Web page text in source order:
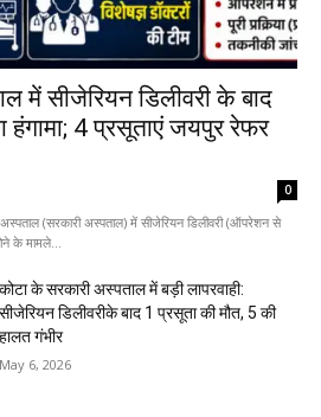
में सीजेरियन डिलीवरी के बाद
हंगामा; 4 प्रसूताएं जयपुर रेफर
0
(सरकारी अस्पताल) में सीजेरियन डिलीवरी (ऑपरेशन से
के मामले...
कोटा के सरकारी अस्पताल में बड़ी लापरवाही:
सीजेरियन डिलीवरीके बाद 1 प्रसूता की मौत, 5 की
हालत गंभीर
May 6, 2026